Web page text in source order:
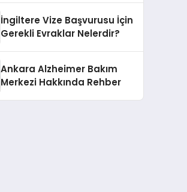
İngiltere Vize Başvurusu İçin
Gerekli Evraklar Nelerdir?
Ankara Alzheimer Bakım
Merkezi Hakkında Rehber